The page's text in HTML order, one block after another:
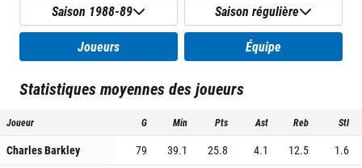
Saison 1988-89 Saison régulière
Joueurs Équipe
Statistiques moyennes des joueurs
Joueur G Min Pts Ast Reb Stl
Charles Barkley 79 39.1 25.8 4.1 12.5
1.6